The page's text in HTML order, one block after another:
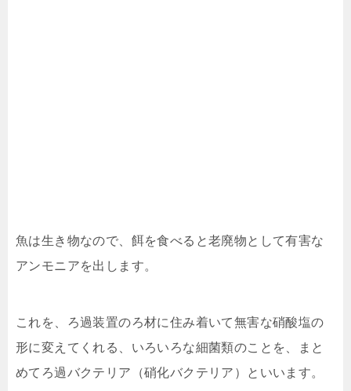
魚は生き物なので、餌を食べると老廃物として有害な
アンモニアを出します。
これを、ろ過装置のろ材に住み着いて無害な硝酸塩の
形に変えてくれる、いろいろな細菌類のことを、まと
めてろ過バクテリア（硝化バクテリア）といいます。